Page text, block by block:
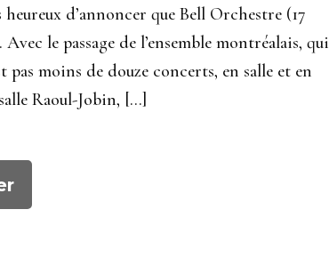
d’annoncer que Bell Orchestre (17
le passage de l’ensemble montréalais, qui
moins de douze concerts, en salle et en
Raoul-Jobin, […]